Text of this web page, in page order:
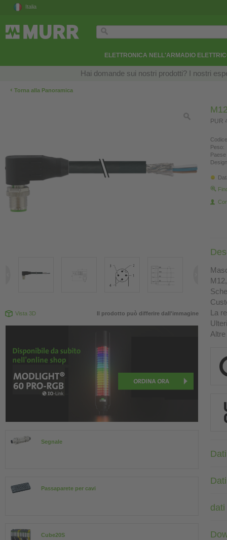
Italia
ELETTRONICA NELL'ARMADIO
Hai domande sui nostri prodotti? I nostri
‹ Torna alla Panoramica
Vista 3D Il prodotto può differire dall'immagine
Segnale
Passaparete per cavi
Cube20S
PUR
Peso:
La